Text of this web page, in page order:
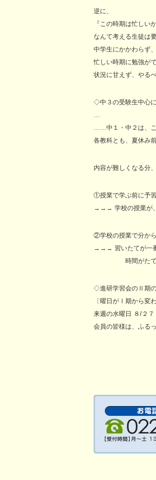
逆に、
『この時期は忙しい
なんて考える生徒は
中学生にかかわらず
忙しい時期に勉強が
状況に甘えず、やる
◇中３の受験生中心
…
……中１・中２は、こ
各教科とも、夏休み
内容が難しくなる分
①授業で学ぶ前に予
→→→ 学校の授業が、
②学校の授業で分か
→→→ 習いたてが一番
時間がたてば「
◇進研学習会のⅡ期の
〔曜日がⅠ期から変
来週の水曜日 ８/２７
会員の皆様は、ふる